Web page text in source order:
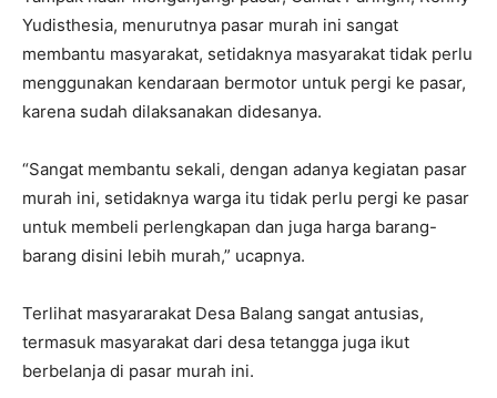
Yudisthesia, menurutnya pasar murah ini sangat
membantu masyarakat, setidaknya masyarakat tidak perlu
menggunakan kendaraan bermotor untuk pergi ke pasar,
karena sudah dilaksanakan didesanya.
“Sangat membantu sekali, dengan adanya kegiatan pasar
murah ini, setidaknya warga itu tidak perlu pergi ke pasar
untuk membeli perlengkapan dan juga harga barang-
barang disini lebih murah,” ucapnya.
Terlihat masyararakat Desa Balang sangat antusias,
termasuk masyarakat dari desa tetangga juga ikut
berbelanja di pasar murah ini.